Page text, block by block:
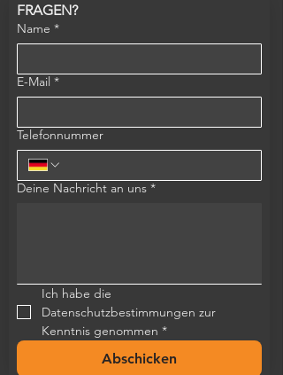
FRAGEN?
Name *
E-Mail *
Telefonnummer
Deine Nachricht an uns *
Ich habe die
Datenschutzbestimmungen zur
Kenntnis genommen *
Abschicken